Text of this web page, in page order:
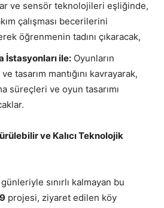
ve sensör teknolojileri eşliğinde,
çalışması becerilerini
öğrenmenin tadını çıkaracak,
İstasyonları ile: Oyunların
tasarım mantığını kavrayarak,
süreçleri ve oyun tasarımı
ve Kalıcı Teknolojik
sınırlı kalmayan bu
projesi, ziyaret edilen köy